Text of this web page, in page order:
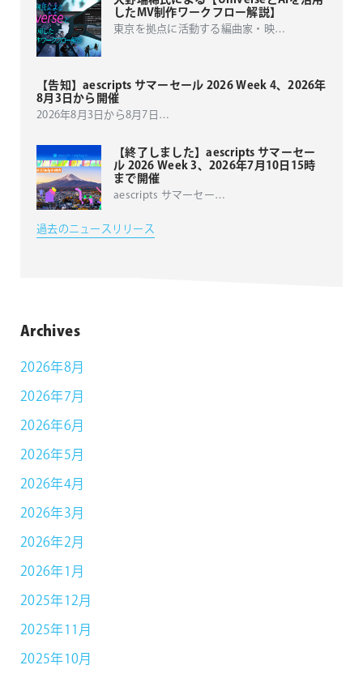
したMV制作ワークフロー解説】
東京を拠点に活動する編曲家・映…
【告知】aescripts サマーセール 2026 Week 4、2026年
8月3日から開催
2026年8月3日から8月7日…
【終了しました】aescripts サマーセー
ル 2026 Week 3、2026年7月10日15時
まで開催
aescripts サマーセー…
過去のニュースリリース
Archives
2026年8月
2026年7月
2026年6月
2026年5月
2026年4月
2026年3月
2026年2月
2026年1月
2025年12月
2025年11月
2025年10月